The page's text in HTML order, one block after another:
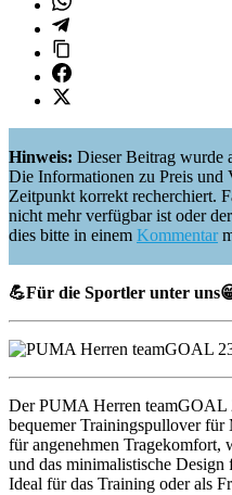
Hinweis: Dieser Beitrag wurde
Die Informationen zu Preis und
Zeitpunkt korrekt recherchiert.
nicht mehr verfügbar ist oder
dies bitte in einem Kommentar
💪Für die Sportler unter uns
Der PUMA Herren teamGOAL
bequemer Trainingspullover für
für angenehmen Tragekomfort,
und das minimalistische
Ideal für das Training oder als